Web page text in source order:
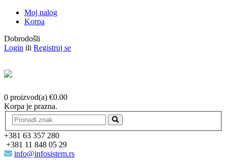
Moj nalog
Korpa
Dobrodošli
Login ili Registruj se
0 proizvod(a) €0.00
Korpa je prazna.
+381 63 357 280
+381 11 848 05 29
info@infosistem.rs